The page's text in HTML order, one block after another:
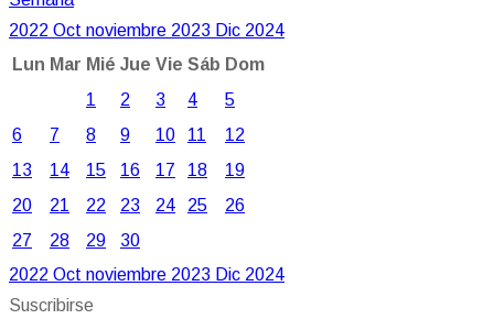
2022 Oct noviembre 2023 Dic 2024
Lun Mar Mié Jue Vie Sáb Dom
1
2 3 4
5
6
7 8 9 10 11
12
13
14 15 16 17 18
19
20
21 22 23 24 25
26
27
28 29
30
2022 Oct noviembre 2023 Dic 2024
Suscribirse